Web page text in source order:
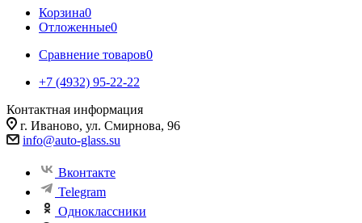
Корзина0
Отложенные0
Сравнение товаров0
+7 (4932) 95-22-22
Контактная информация
г. Иваново, ул. Смирнова, 96
info@auto-glass.su
Вконтакте
Telegram
Одноклассники